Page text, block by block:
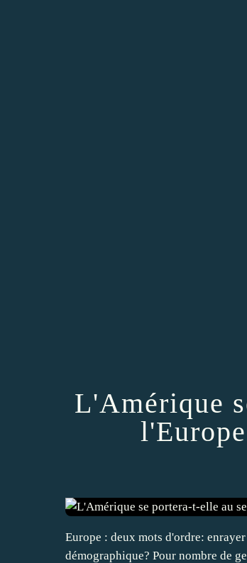
L'Amérique
Europe : deux mots d'ordre:
démographique? Pour nombre de